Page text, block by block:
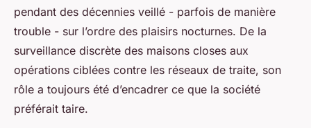
pendant des décennies veillé - parfois de manière
trouble - sur l’ordre des plaisirs nocturnes. De la
surveillance discrète des maisons closes aux
opérations ciblées contre les réseaux de traite, son
rôle a toujours été d’encadrer ce que la société
préférait taire.